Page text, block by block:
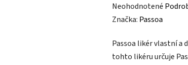
Priemerné
hodnotenie
je
0,0
Neohodnotené
Značka: Passoa
Passoa likér vlastní a
tohto likéru určuje